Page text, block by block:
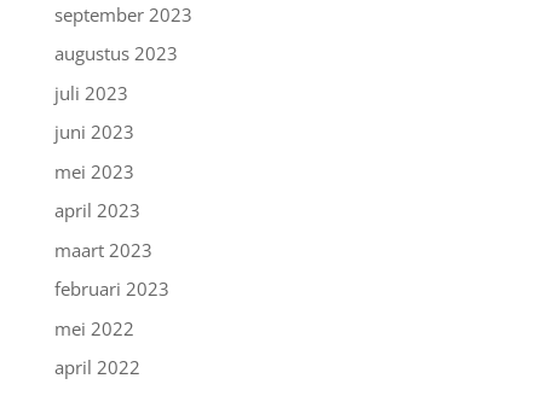
september 2023
augustus 2023
juli 2023
juni 2023
mei 2023
april 2023
maart 2023
februari 2023
mei 2022
april 2022